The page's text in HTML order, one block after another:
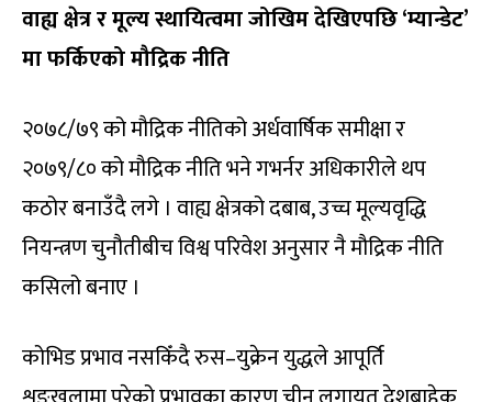
वाह्य क्षेत्र र मूल्य स्थायित्वमा जोखिम देखिएपछि ‘म्यान्डेट’
मा फर्किएको मौद्रिक नीति
२०७८/७९ को मौद्रिक नीतिको अर्धवार्षिक समीक्षा र
२०७९/८० को मौद्रिक नीति भने गभर्नर अधिकारीले थप
कठोर बनाउँदै लगे । वाह्य क्षेत्रको दबाब, उच्च मूल्यवृद्धि
नियन्त्रण चुनौतीबीच विश्व परिवेश अनुसार नै मौद्रिक नीति
कसिलो बनाए ।
कोभिड प्रभाव नसकिँदै रुस–युक्रेन युद्धले आपूर्ति